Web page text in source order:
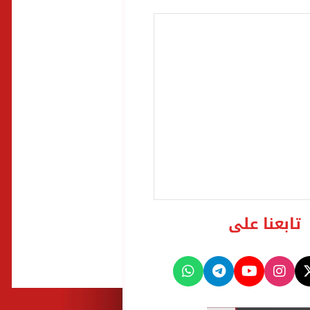
تابعنا على